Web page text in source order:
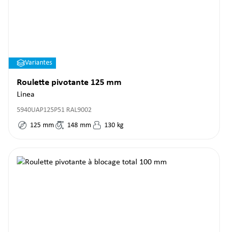
Variantes
Roulette pivotante 125 mm
Linea
5940UAP125P51 RAL9002
125 mm 148 mm 130 kg